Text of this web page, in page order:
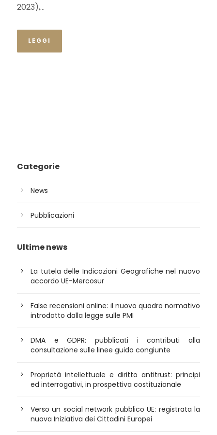
2023),...
LEGGI
Categorie
News
Pubblicazioni
Ultime news
La tutela delle Indicazioni Geografiche nel nuovo
accordo UE-Mercosur
False recensioni online: il nuovo quadro normativo
introdotto dalla legge sulle PMI
DMA e GDPR: pubblicati i contributi alla
consultazione sulle linee guida congiunte
Proprietà intellettuale e diritto antitrust: principi
ed interrogativi, in prospettiva costituzionale
Verso un social network pubblico UE: registrata la
nuova Iniziativa dei Cittadini Europei